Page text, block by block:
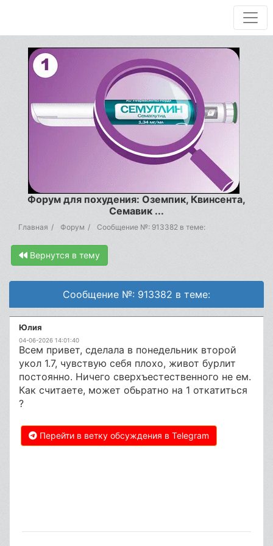
Форум для похудения: Оземпик, Квинсента,
Семавик ...
Главная Форум Сообщение №: 913382 в теме:
Вернутся в тему
Сообщение №: 913382 в теме:
Юлия
04-06-2026 14:01:40
Всем привет, сделала в понедельник второй
укол 1.7, чувствую себя плохо, живот бурлит
постоянно. Ничего сверхъестественного не ем.
Как считаете, может обьратно на 1 откатиться
?
Перейти в ветку обсуждения в Telegram